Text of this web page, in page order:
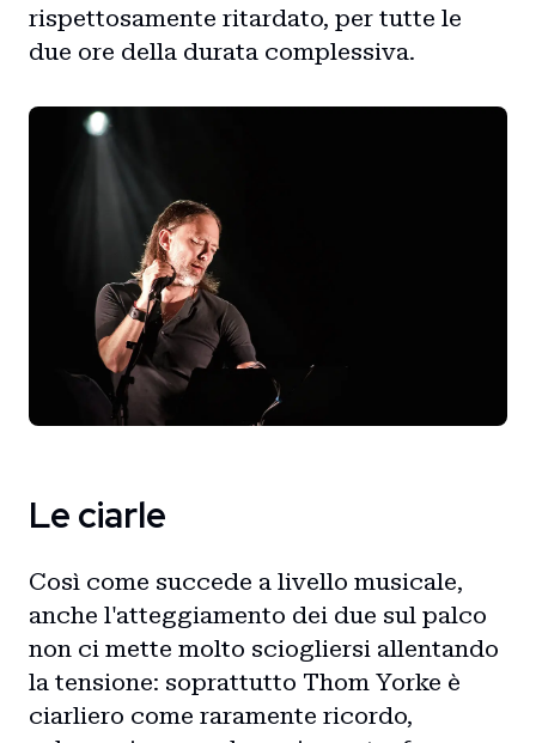
rispettosamente ritardato, per tutte le
due ore della durata complessiva.
Le ciarle
Così come succede a livello musicale,
anche l'atteggiamento dei due sul palco
non ci mette molto sciogliersi allentando
la tensione: soprattutto Thom Yorke è
ciarliero come raramente ricordo,